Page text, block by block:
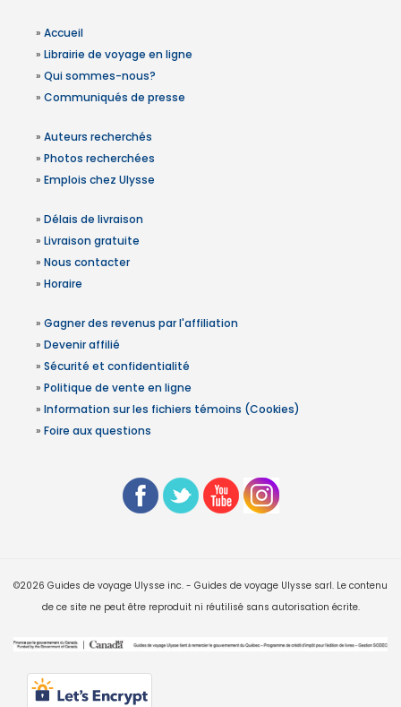
» Accueil
» Librairie de voyage en ligne
» Qui sommes-nous?
» Communiqués de presse
» Auteurs recherchés
» Photos recherchées
» Emplois chez Ulysse
» Délais de livraison
» Livraison gratuite
» Nous contacter
» Horaire
» Gagner des revenus par l'affiliation
» Devenir affilié
» Sécurité et confidentialité
» Politique de vente en ligne
» Information sur les fichiers témoins (Cookies)
» Foire aux questions
©2026 Guides de voyage Ulysse inc. - Guides de voyage Ulysse sarl. Le contenu
de ce site ne peut être reproduit ni réutilisé sans autorisation écrite.